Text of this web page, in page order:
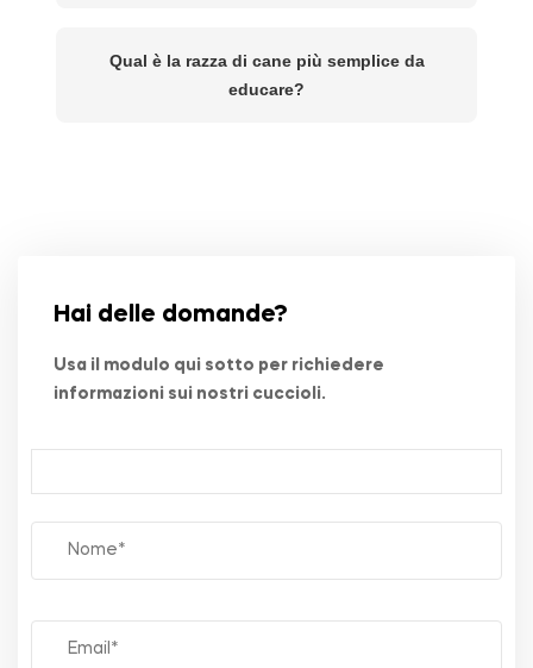
Qual è la razza di cane più semplice da
educare?
Hai delle domande?
Usa il modulo qui sotto per richiedere
informazioni sui nostri cuccioli.